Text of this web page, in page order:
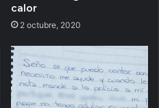
calor
2 octubre, 2020